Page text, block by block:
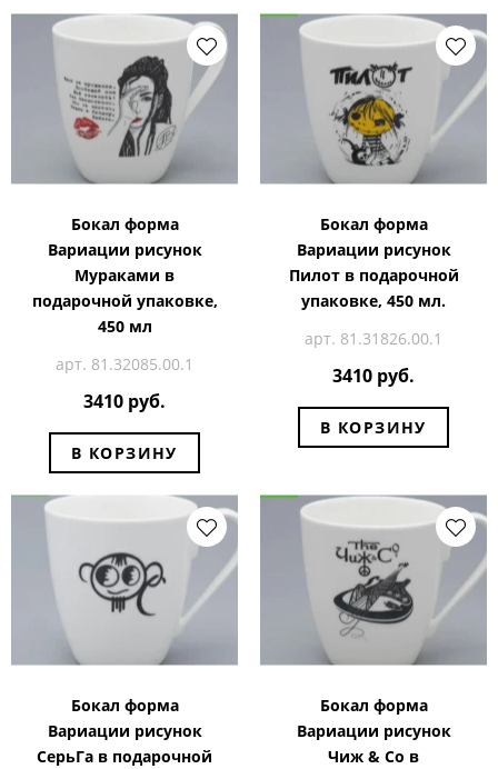
Бокал форма
Вариации рисунок
Мураками в
подарочной упаковке,
450 мл
арт. 81.32085.00.1
3410 руб.
В КОРЗИНУ
Бокал форма
Вариации рисунок
Пилот в подарочной
упаковке, 450 мл.
арт. 81.31826.00.1
3410 руб.
В КОРЗИНУ
Бокал форма
Вариации рисунок
СерьГа в подарочной
Бокал форма
Вариации рисунок
Чиж & Co в